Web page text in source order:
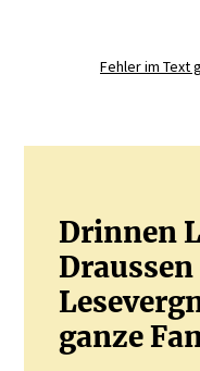
Fehler im Text
Drinnen
ganze